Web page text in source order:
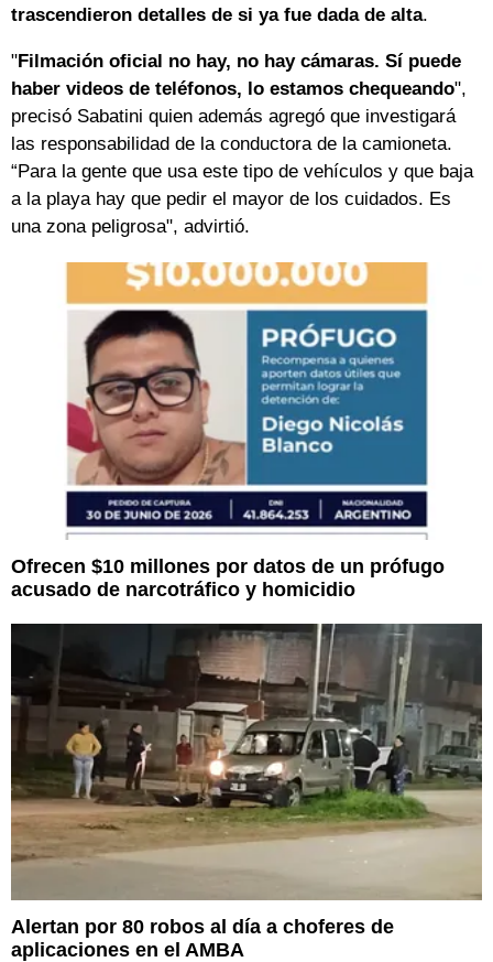
trascendieron detalles de si ya fue dada de alta.
"Filmación oficial no hay, no hay cámaras. Sí puede
haber videos de teléfonos, lo estamos chequeando",
precisó Sabatini quien además agregó que investigará
las responsabilidad de la conductora de la camioneta.
“Para la gente que usa este tipo de vehículos y que baja
a la playa hay que pedir el mayor de los cuidados. Es
una zona peligrosa", advirtió.
Ofrecen $10 millones por datos de un prófugo
acusado de narcotráfico y homicidio
Alertan por 80 robos al día a choferes de
aplicaciones en el AMBA